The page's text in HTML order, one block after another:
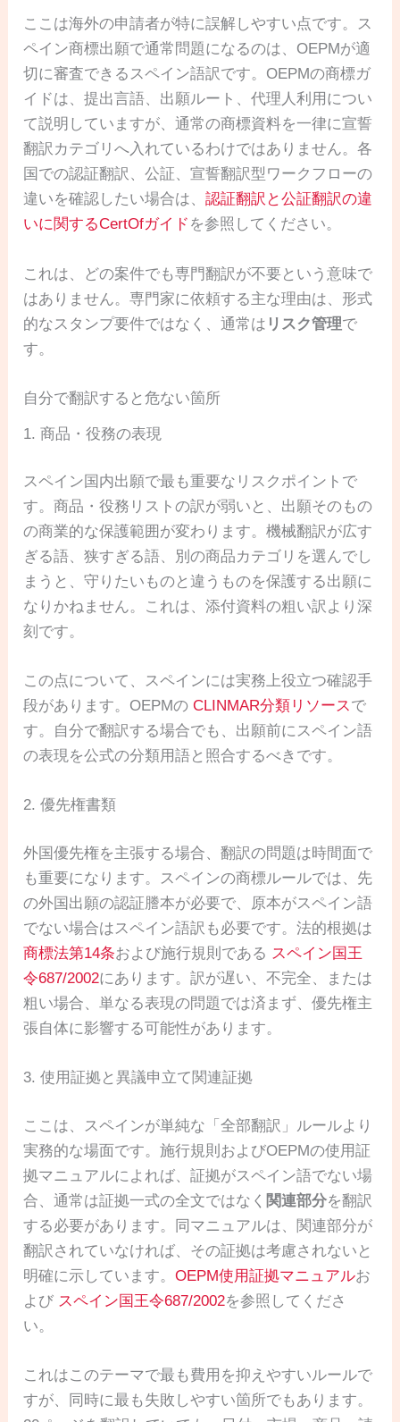
ここは海外の申請者が特に誤解しやすい点です。ス
ペイン商標出願で通常問題になるのは、OEPMが適
切に審査できるスペイン語訳です。OEPMの商標ガ
イドは、提出言語、出願ルート、代理人利用につい
て説明していますが、通常の商標資料を一律に宣誓
翻訳カテゴリへ入れているわけではありません。各
国での認証翻訳、公証、宣誓翻訳型ワークフローの
違いを確認したい場合は、認証翻訳と公証翻訳の違
いに関するCertOfガイド を参照してください。
これは、どの案件でも専門翻訳が不要という意味で
はありません。専門家に依頼する主な理由は、形式
的なスタンプ要件ではなく、通常は リスク管理で
す。
自分で翻訳すると危ない箇所
1. 商品・役務の表現
スペイン国内出願で最も重要なリスクポイントで
す。商品・役務リストの訳が弱いと、出願そのもの
の商業的な保護範囲が変わります。機械翻訳が広す
ぎる語、狭すぎる語、別の商品カテゴリを選んでし
まうと、守りたいものと違うものを保護する出願に
なりかねません。これは、添付資料の粗い訳より深
刻です。
この点について、スペインには実務上役立つ確認手
段があります。OEPMのCLINMAR分類リソースで
す。自分で翻訳する場合でも、出願前にスペイン語
の表現を公式の分類用語と照合するべきです。
2. 優先権書類
外国優先権を主張する場合、翻訳の問題は時間面で
も重要になります。スペインの商標ルールでは、先
の外国出願の認証謄本が必要で、原本がスペイン語
でない場合はスペイン語訳も必要です。法的根拠は
商標法第14条および施行規則である スペイン国王
令687/2002にあります。訳が遅い、不完全、または
粗い場合、単なる表現の問題では済まず、優先権主
張自体に影響する可能性があります。
3. 使用証拠と異議申立て関連証拠
ここは、スペインが単純な「全部翻訳」ルールより
実務的な場面です。施行規則およびOEPMの使用証
拠マニュアルによれば、証拠がスペイン語でない場
合、通常は証拠一式の全文ではなく 関連部分を翻訳
する必要があります。同マニュアルは、関連部分が
翻訳されていなければ、その証拠は考慮されないと
明確に示しています。OEPM使用証拠マニュアルお
よび スペイン国王令687/2002を参照してくださ
い。
これはこのテーマで最も費用を抑えやすいルールで
すが、同時に最も失敗しやすい箇所でもあります。